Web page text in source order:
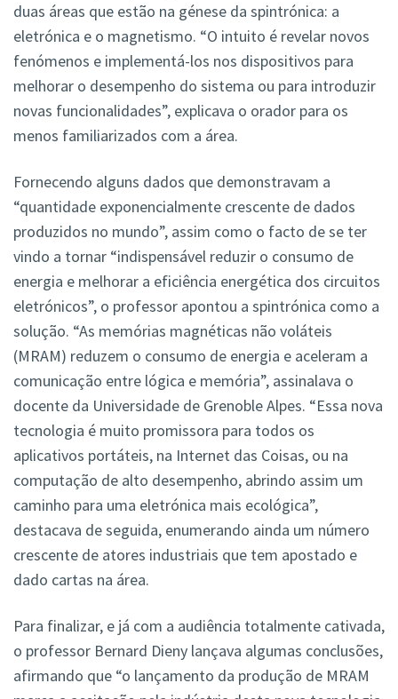
duas áreas que estão na génese da spintrónica: a
eletrónica e o magnetismo. “O intuito é revelar novos
fenómenos e implementá-los nos dispositivos para
melhorar o desempenho do sistema ou para introduzir
novas funcionalidades”, explicava o orador para os
menos familiarizados com a área.
Fornecendo alguns dados que demonstravam a
“quantidade exponencialmente crescente de dados
produzidos no mundo”, assim como o facto de se ter
vindo a tornar “indispensável reduzir o consumo de
energia e melhorar a eficiência energética dos circuitos
eletrónicos”, o professor apontou a spintrónica como a
solução. “As memórias magnéticas não voláteis
(MRAM) reduzem o consumo de energia e aceleram a
comunicação entre lógica e memória”, assinalava o
docente da Universidade de Grenoble Alpes. “Essa nova
tecnologia é muito promissora para todos os
aplicativos portáteis, na Internet das Coisas, ou na
computação de alto desempenho, abrindo assim um
caminho para uma eletrónica mais ecológica”,
destacava de seguida, enumerando ainda um número
crescente de atores industriais que tem apostado e
dado cartas na área.
Para finalizar, e já com a audiência totalmente cativada,
o professor Bernard Dieny lançava algumas conclusões,
afirmando que “o lançamento da produção de MRAM